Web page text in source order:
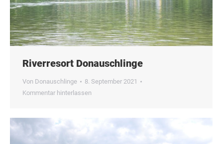
Riverresort Donauschlinge
Von Donauschlinge
8. September 2021
Kommentar hinterlassen